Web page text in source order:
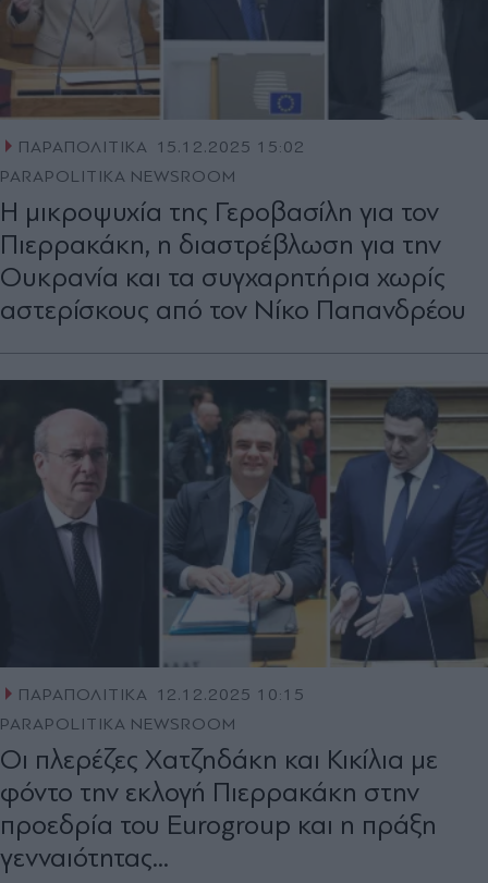
ΠΑΡΑΠΟΛΙΤΙΚΑ
15.12.2025 15:02
PARAPOLITIKA NEWSROOM
Η μικροψυχία της Γεροβασίλη για τον
Πιερρακάκη, η διαστρέβλωση για την
Ουκρανία και τα συγχαρητήρια χωρίς
αστερίσκους από τον Νίκο Παπανδρέου
ΠΑΡΑΠΟΛΙΤΙΚΑ 12.12.2025 10:15
PARAPOLITIKA NEWSROOM
Οι πλερέζες Χατζηδάκη και Κικίλια με
φόντο την εκλογή Πιερρακάκη στην
προεδρία του Eurogroup και η πράξη
γενναιότητας...